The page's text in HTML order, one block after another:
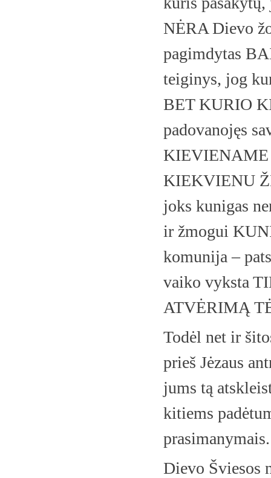
NĖRA Dievo
pagimdytas
teiginys, jog
BET KURIO
padovanojęs
KIEVIENAME
KIEKVIENU
joks kunigas
ir žmogui
komunija –
vaiko vyksta
ATVĖRIMĄ
Todėl net ir
prieš Jėzaus
jums tą
kitiems
prasimanymais.
Dievo Šviesos